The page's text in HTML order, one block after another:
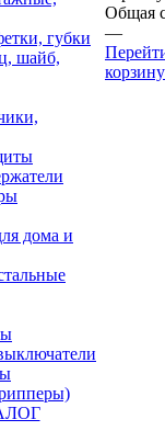
губки
шайб,
дома и
Общая
—
корзину